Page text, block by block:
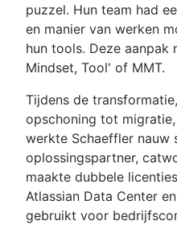
puzzel. Hun team had
en manier van werken
hun tools. Deze aanpak
Mindset, Tool' of MMT.
Tijdens de
opschoning tot
werkte Schaeffler nauw
oplossingspartner,
maakte dubbele
Atlassian Data Center
gebruikt voor